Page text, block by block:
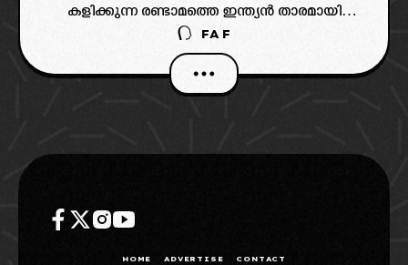
കളിക്കുന്ന രണ്ടാമത്തെ ഇന്ത്യൻ താരമായി
അദ്ദേഹം മാറും.
FAF
HOME ADVERTISE CONTACT